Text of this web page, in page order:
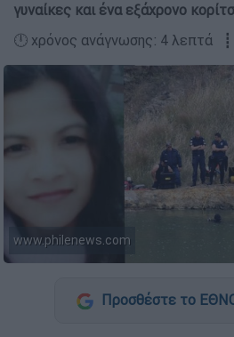
γυναίκες και ένα εξάχρονο
🕛 χρόνος ανάγνωσης: 4 λεπτά ┋
www.philenews.com
Προσθέστε το